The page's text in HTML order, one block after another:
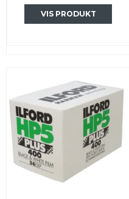
VIS PRODUKT